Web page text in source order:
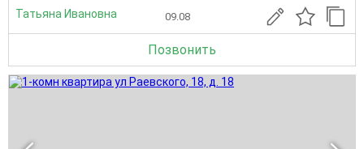
Татьяна Ивановна 09.08
Позвонить